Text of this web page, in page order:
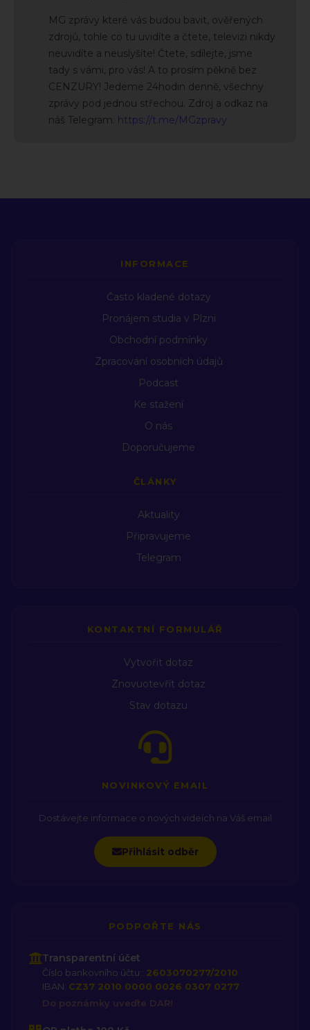
MG zprávy které vás budou bavit, ověřených
zdrojů, tohle co tu uvidíte a čtete, televizi nikdy
neuvidíte a neuslyšíte! Čtete, sdílejte, jsme
tady s vámi, pro vás! A to prosím pěkně bez
CENZURY! Jedeme 24hodin denně, všechny
zprávy pod jednou střechou. Zdroj a odkaz na
náš Telegram: https://t.me/MGzpravy
INFORMACE
Často kladené dotazy
Pronájem studia v Plzni
Obchodní podmínky
Zpracování osobních údajů
Podcast
Ke stažení
O nás
Doporučujeme
ČLÁNKY
Aktuality
Připravujeme
Telegram
KONTAKTNÍ FORMULÁŘ
Vytvořit dotaz
Znovuotevřít dotaz
Stav dotazu
NOVINKOVÝ EMAIL
Dostávejte informace o nových videích na Váš email
Přihlásit odběr
PODPOŘTE NÁS
Transparentní účet
Číslo bankovního účtu:: 2603070277/2010
IBAN: CZ37 2010 0000 0026 0307 0277
Do poznámky uveďte DAR!